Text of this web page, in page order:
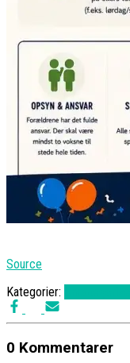
Source
Kategorier:
0 Kommentarer